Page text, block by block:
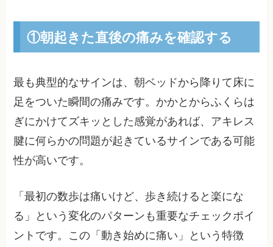
①朝起きた直後の痛みを確認する
最も典型的なサインは、朝ベッドから降りて床に
足をついた瞬間の痛みです。かかとからふくらは
ぎにかけてズキッとした感覚があれば、アキレス
腱に何らかの問題が起きているサインである可能
性が高いです。
「最初の数歩は痛いけど、歩き続けると楽にな
る」という変化のパターンも重要なチェックポイ
ントです。この「動き始めに痛い」という特徴